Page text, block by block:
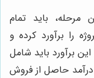
مرحله، باید تمام
را برآورد کرده و
برآورد باید شامل
حاصل از فروش